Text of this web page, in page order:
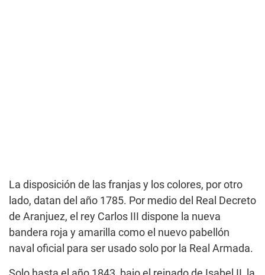
La disposición de las franjas y los colores, por otro
lado, datan del año 1785. Por medio del Real Decreto
de Aranjuez, el rey Carlos III dispone la nueva
bandera roja y amarilla como el nuevo pabellón
naval oficial para ser usado solo por la Real Armada.